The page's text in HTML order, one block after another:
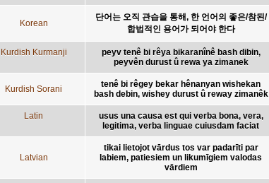
Korean
단어는 오직 관습을 통해, 한 언어의 좋은/참된/
합법적인 용어가 되어야 한다
Kurdish Kurmanji
peyv tenê bi rêya bikaranînê bash dibin,
peyvên durust û rewa ya zimanek
Kurdish Sorani
tenê bi rêgey bekar hênanyan wishekan
bash debin, wishey durust û reway zimanêk
Latin
usus una causa est qui verba bona, vera,
legitima, verba linguae cuiusdam faciat
Latvian
tikai lietojot vārdus tos var padarīti par
labiem, patiesiem un likumīgiem valodas
vārdiem